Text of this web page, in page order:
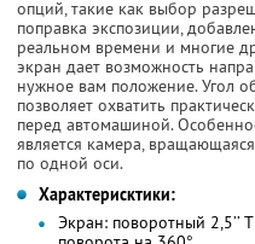
опций, такие как выбор
поправка экспозиции,
реальном времени и многие
экран дает возможность
нужное вам положение. Угол
позволяет охватить
перед автомашиной.
является камера,
по одной оси.
Характерисктики:
Экран: поворотный 2,5’’